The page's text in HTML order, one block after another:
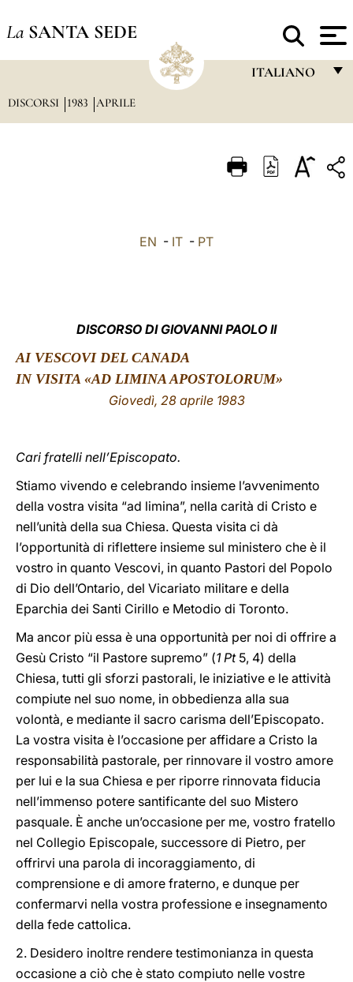
La SANTA SEDE
ITALIANO
ITALIANO
LATINE
DISCORSI 1983 APRILE
EN - IT - PT
DISCORSO DI GIOVANNI PAOLO II
AI VESCOVI DEL CANADA
IN VISITA «AD LIMINA APOSTOLORUM»
Giovedì, 28 aprile 1983
Cari fratelli nell’Episcopato.
Stiamo vivendo e celebrando insieme l’avvenimento
della vostra visita “ad limina”, nella carità di Cristo e
nell’unità della sua Chiesa. Questa visita ci dà
l’opportunità di riflettere insieme sul ministero che è il
vostro in quanto Vescovi, in quanto Pastori del Popolo
di Dio dell’Ontario, del Vicariato militare e della
Eparchia dei Santi Cirillo e Metodio di Toronto.
Ma ancor più essa è una opportunità per noi di offrire a
Gesù Cristo “il Pastore supremo” (1 Pt 5, 4) della
Chiesa, tutti gli sforzi pastorali, le iniziative e le attività
compiute nel suo nome, in obbedienza alla sua
volontà, e mediante il sacro carisma dell’Episcopato.
La vostra visita è l’occasione per affidare a Cristo la
responsabilità pastorale, per rinnovare il vostro amore
per lui e la sua Chiesa e per riporre rinnovata fiducia
nell’immenso potere santificante del suo Mistero
pasquale. È anche un’occasione per me, vostro fratello
nel Collegio Episcopale, successore di Pietro, per
offrirvi una parola di incoraggiamento, di
comprensione e di amore fraterno, e dunque per
confermarvi nella vostra professione e insegnamento
della fede cattolica.
2. Desidero inoltre rendere testimonianza in questa
occasione a ciò che è stato compiuto nelle vostre